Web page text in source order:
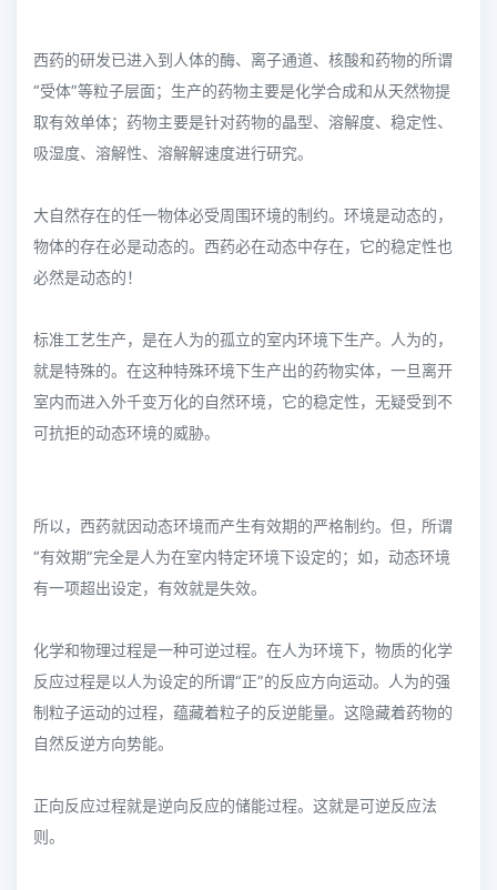
西药的研发已进入到人体的酶、离子通道、核酸和药物的所谓
“受体”等粒子层面；生产的药物主要是化学合成和从天然物提
取有效单体；药物主要是针对药物的晶型、溶解度、稳定性、
吸湿度、溶解性、溶解解速度进行研究。
大自然存在的任一物体必受周围环境的制约。环境是动态的，
物体的存在必是动态的。西药必在动态中存在，它的稳定性也
必然是动态的！
标准工艺生产，是在人为的孤立的室内环境下生产。人为的，
就是特殊的。在这种特殊环境下生产出的药物实体，一旦离开
室内而进入外千变万化的自然环境，它的稳定性，无疑受到不
可抗拒的动态环境的威胁。
所以，西药就因动态环境而产生有效期的严格制约。但，所谓
“有效期”完全是人为在室内特定环境下设定的；如，动态环境
有一项超出设定，有效就是失效。
化学和物理过程是一种可逆过程。在人为环境下，物质的化学
反应过程是以人为设定的所谓“正”的反应方向运动。人为的强
制粒子运动的过程，蕴藏着粒子的反逆能量。这隐藏着药物的
自然反逆方向势能。
正向反应过程就是逆向反应的储能过程。这就是可逆反应法
则。